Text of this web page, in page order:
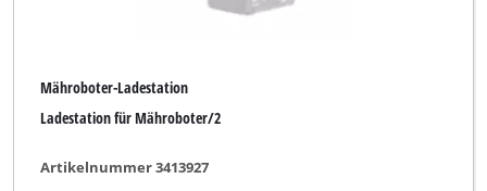
Mähroboter-Ladestation
Ladestation für Mähroboter/2
Artikelnummer 3413927